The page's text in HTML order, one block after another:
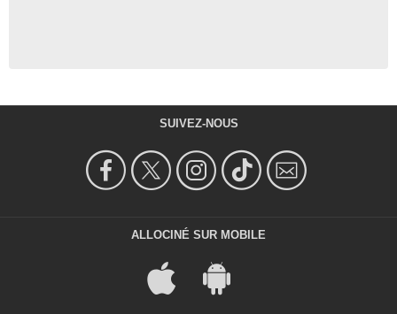
SUIVEZ-NOUS
ALLOCINÉ SUR MOBILE